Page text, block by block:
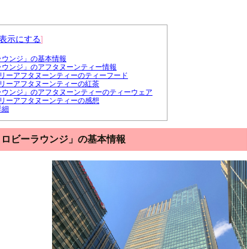
示にする]
ンジ」の基本情報
ンジ」のアフタヌーンティー情報
アフタヌーンティーのティーフード
ーアフタヌーンティーの紅茶
ンジ」のアフタヌーンティーのティーウェア
ーアフタヌーンティーの感想
ビーラウンジ」の基本情報